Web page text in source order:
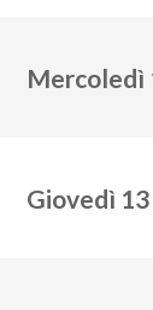
Mercoledì
Giovedì 13